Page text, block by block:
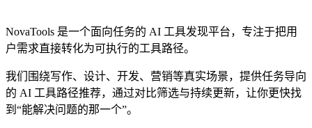
NovaTools 是一个面向任务的 AI 工具发现平台，专注于把用
户需求直接转化为可执行的工具路径。
我们围绕写作、设计、开发、营销等真实场景，提供任务导向
的 AI 工具路径推荐，通过对比筛选与持续更新，让你更快找
到“能解决问题的那一个”。